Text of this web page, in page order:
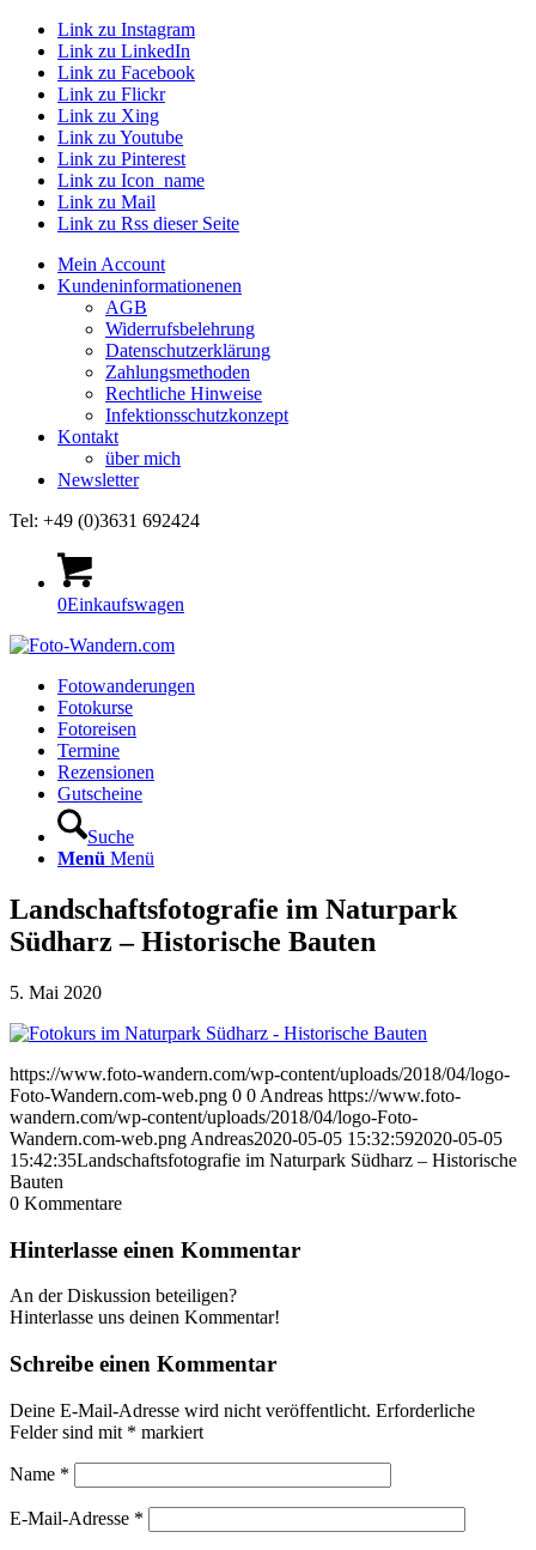
Link zu Instagram
Link zu LinkedIn
Link zu Facebook
Link zu Flickr
Link zu Xing
Link zu Youtube
Link zu Pinterest
Link zu Icon_name
Link zu Mail
Link zu Rss dieser Seite
Mein Account
Kundeninformationenen
AGB
Widerrufsbelehrung
Datenschutzerklärung
Zahlungsmethoden
Rechtliche Hinweise
Infektionsschutzkonzept
Kontakt
über mich
Newsletter
Tel: +49 (0)3631 692424
0Einkaufswagen
Fotowanderungen
Fotokurse
Fotoreisen
Termine
Rezensionen
Gutscheine
Suche
Menü Menü
Landschaftsfotografie im Naturpark
Südharz – Historische Bauten
5. Mai 2020
https://www.foto-wandern.com/wp-content/uploads/2018/04/logo-
Foto-Wandern.com-web.png 0 0 Andreas https://www.foto-
wandern.com/wp-content/uploads/2018/04/logo-Foto-
Wandern.com-web.png Andreas2020-05-05 15:32:592020-05-05
15:42:35Landschaftsfotografie im Naturpark Südharz – Historische
Bauten
0 Kommentare
Hinterlasse einen Kommentar
An der Diskussion beteiligen?
Hinterlasse uns deinen Kommentar!
Schreibe einen Kommentar
Deine E-Mail-Adresse wird nicht veröffentlicht. Erforderliche
Felder sind mit * markiert
Name *
E-Mail-Adresse *